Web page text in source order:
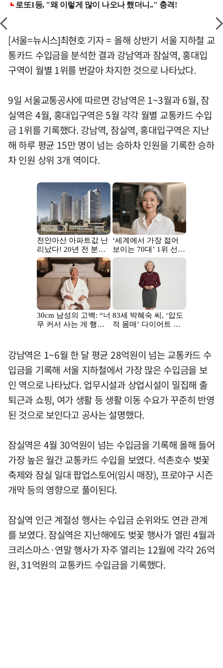
[서울=뉴시스]최현호 기자 = 올해 상반기 서울 지하철 교
통카드 수입금을 분석한 결과 강남역과 잠실역, 홍대입
구역이 월별 1위를 번갈아 차지한 것으로 나타났다.
9일 서울교통공사에 따르면 강남역은 1~3월과 6월, 잠
실역은 4월, 홍대입구역은 5월 각각 월별 교통카드 수입
금 1위를 기록했다. 강남역, 잠실역, 홍대입구역은 지난
해 하루 평균 15만 명이 넘는 승하차 인원을 기록한 승하
차 인원 상위 3개 역이다.
강남역은 1~6월 한 달 평균 28억원이 넘는 교통카드 수
입금을 기록해 서울 지하철에서 가장 많은 수입금을 보
인 역으로 나타났다. 업무시설과 상업시설이 밀집해 출
퇴근과 쇼핑, 여가 생활 등 생활 이동 수요가 꾸준히 반영
된 것으로 보인다고 공사는 설명했다.
잠실역은 4월 30억원이 넘는 수입금을 기록해 올해 들어
가장 높은 월간 교통카드 수입을 보였다. 석촌호수 벚꽃
축제와 잠실 일대 팝업스토어(임시 매장), 프로야구 시즌
개막 등의 영향으로 풀이된다.
잠실역 인근 계절성 행사는 수입금 순위와도 연관 관계
를 보였다. 잠실역은 지난해에도 벚꽃 행사가 열린 4월과
크리스마스·연말 행사가 자주 열리는 12월에 각각 26억
원, 31억원의 교통카드 수입금을 기록했다.